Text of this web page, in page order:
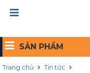
SẢN PHẨM
Trang chủ
Tin tức